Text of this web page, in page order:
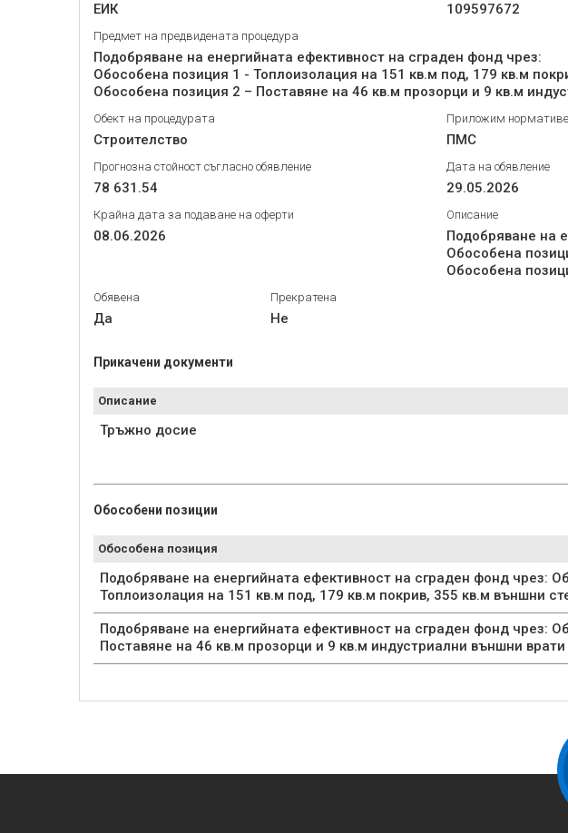
ЕИК 109597672
Предмет на предвидената процедура
Подобряване на енергийната ефективност на сграден фонд чрез:
Обособена позиция 1 - Топлоизолация на 151 кв.м под, 179 кв.м
Обект на процедурата
Строителство
Приложим
ПМС
Прогнозна стойност съгласно обявление
78 631.54
Дата на обявление
29.05.2026
Крайна дата за подаване на оферти
08.06.2026
Описание
Подобряване на
Обособена
Обявена
Да
Прекратена
Не
Прикачени документи
Описание
Тръжно досие
Обособени позиции
Обособена позиция
Подобряване на енергийната ефективност на сграден фонд чрез:
Топлоизолация на 151 кв.м под, 179 кв.м покрив, 355 кв.м външни
Подобряване на енергийната ефективност на сграден фонд чрез:
Поставяне на 46 кв.м прозорци и 9 кв.м индустриални външни врати